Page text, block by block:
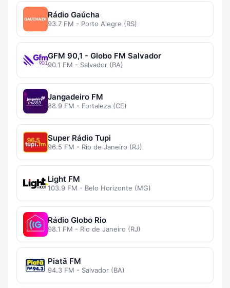
Rádio Gaúcha
93.7 FM - Porto Alegre (RS)
GFM 90,1 - Globo FM Salvador
90.1 FM - Salvador (BA)
Jangadeiro FM
88.9 FM - Fortaleza (CE)
Super Rádio Tupi
96.5 FM - Rio de Janeiro (RJ)
Light FM
103.9 FM - Belo Horizonte (MG)
Rádio Globo Rio
98.1 FM - Rio de Janeiro (RJ)
Piatã FM
94.3 FM - Salvador (BA)